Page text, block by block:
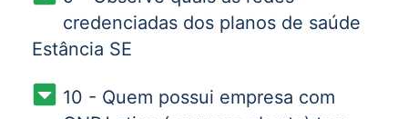
credenciadas dos planos de saúde
Estância SE
10 - Quem possui empresa com